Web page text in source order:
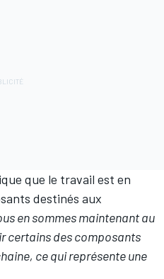
que le travail est en
destinés aux
en sommes maintenant au
certains des composants
ce qui représente une